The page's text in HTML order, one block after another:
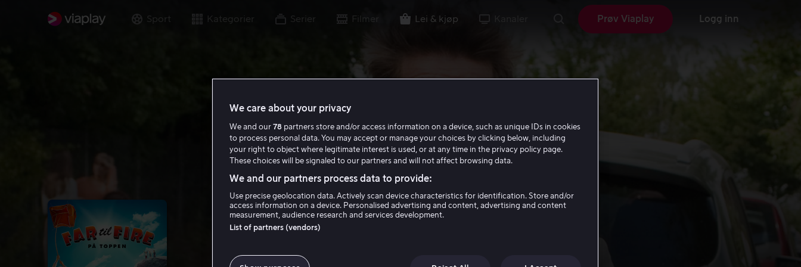
Sport Kategorier Serier Filmer Lei & kjøp Prøv Viaplay Logg inn
We care about your privacy
We and our 78 partners store and/or access information on a device, such as unique IDs in cookies
to process personal data. You may accept or manage your choices by clicking below, including
your right to object where legitimate interest is used, or at any time in the privacy policy page.
These choices will be signaled to our partners and will not affect browsing data.
We and our partners process data to provide:
Use precise geolocation data. Actively scan device characteristics for identification. Store and/or
access information on a device. Personalised advertising and content, advertising and content
measurement, audience research and services development.
List of partners (vendors)